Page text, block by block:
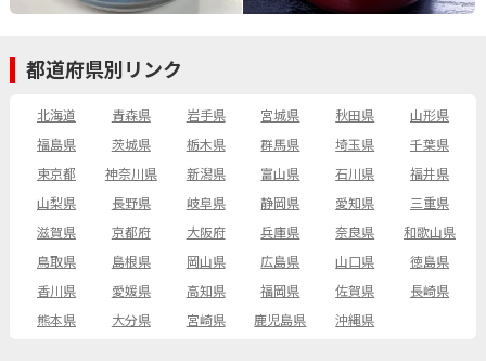
都道府県別リンク
北海道 青森県 岩手県 宮城県 秋田県
山形県
福島県
茨城県 栃木県 群馬県 埼玉県
千葉県
東京都
神奈川県 新潟県 富山県 石川県
福井県
山梨県
長野県 岐阜県 静岡県 愛知県
三重県
滋賀県
京都府 大阪府 兵庫県 奈良県
和歌山県
鳥取県
島根県 岡山県 広島県 山口県
徳島県
香川県
愛媛県 高知県 福岡県 佐賀県
長崎県
熊本県
大分県 宮崎県 鹿児島県 沖縄県